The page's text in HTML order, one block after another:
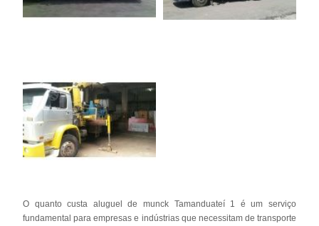
O quanto custa aluguel de munck Tamanduateí 1 é um serviço
fundamental para empresas e indústrias que necessitam de transporte